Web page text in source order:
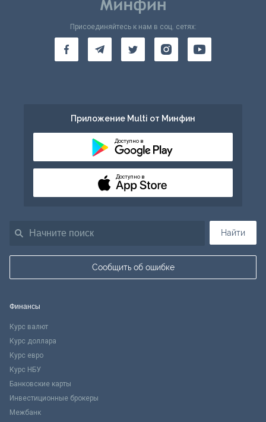
Найти
Сообщить об ошибке
Присоединяйтесь к нам в соц. сетях:
Приложение Multi от Минфин
Доступно в
Доступно в
Финансы
Курс валют
Курс доллара
Курс евро
Курс НБУ
Банковские карты
Инвестиционные брокеры
Межбанк